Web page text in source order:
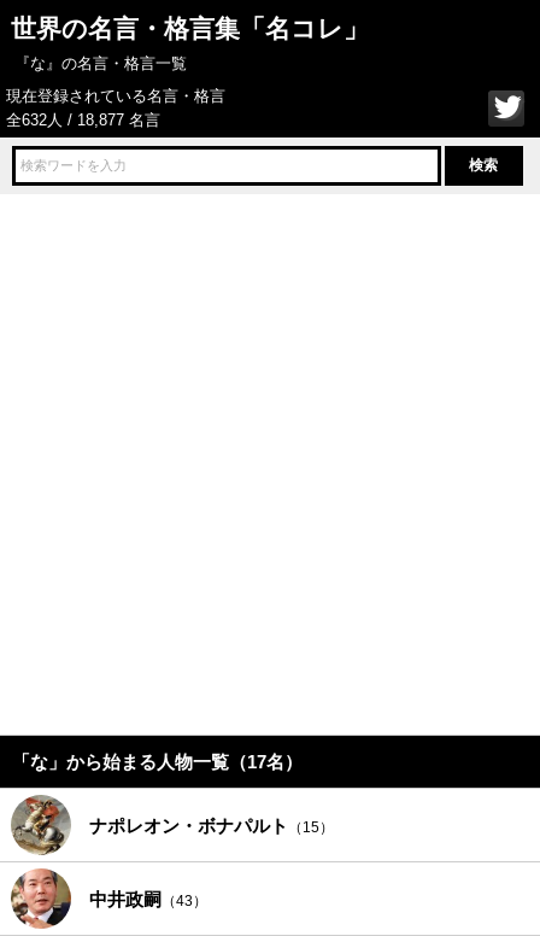
世界の名言・格言集「名コレ」
『な』の名言・格言一覧
現在登録されている名言・格言
全632人 / 18,877 名言
「な」から始まる人物一覧（17名）
ナポレオン・ボナパルト （15）
中井政嗣 （43）